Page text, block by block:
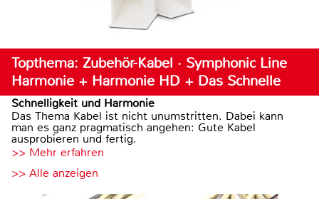
Topthema: Zubehör-Kabel · Symphonic Line
Harmonie + Harmonie HD + Das Schnelle
Schnelligkeit und Harmonie
Das Thema Kabel ist nicht unumstritten. Dabei kann
man es ganz pragmatisch angehen: Gute Kabel
ausprobieren und fertig.
>> Mehr erfahren
>> Alle anzeigen